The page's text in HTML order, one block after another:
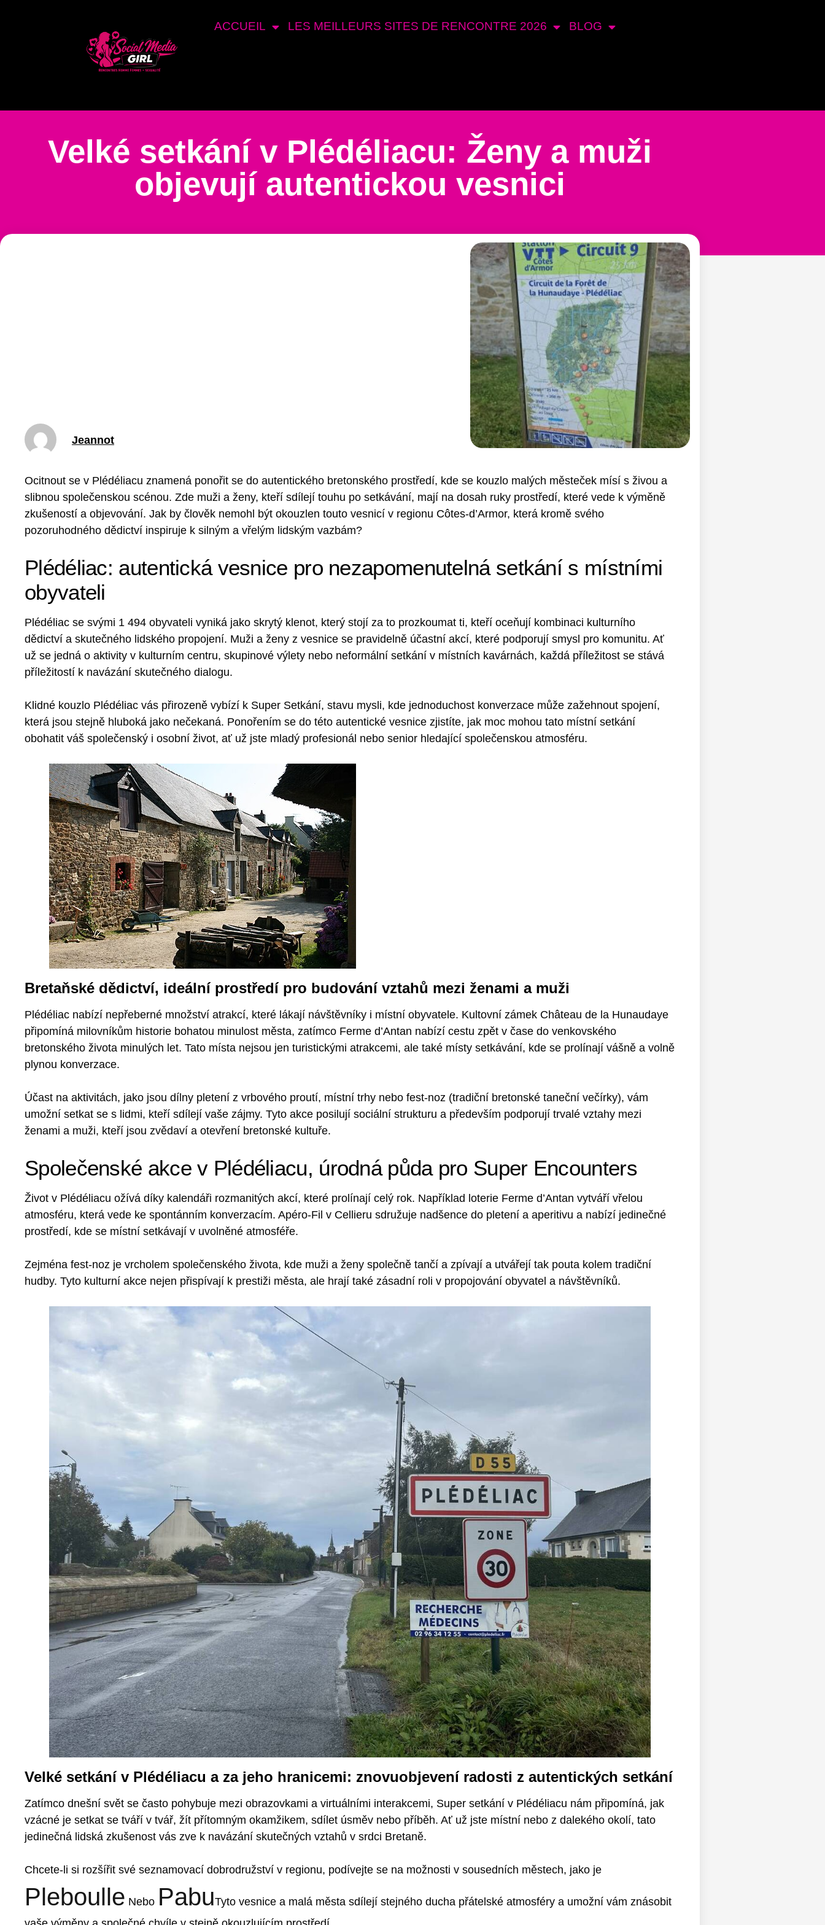
ACCUEIL LES MEILLEURS SITES DE RENCONTRE 2026 BLOG
Velké setkání v Plédéliacu: Ženy a muži
objevují autentickou vesnici
Jeannot
Ocitnout se v Plédéliacu znamená ponořit se do autentického bretonského prostředí, kde se kouzlo malých městeček mísí s živou a
slibnou společenskou scénou. Zde muži a ženy, kteří sdílejí touhu po setkávání, mají na dosah ruky prostředí, které vede k výměně
zkušeností a objevování. Jak by člověk nemohl být okouzlen touto vesnicí v regionu Côtes-d’Armor, která kromě svého
pozoruhodného dědictví inspiruje k silným a vřelým lidským vazbám?
Plédéliac: autentická vesnice pro nezapomenutelná setkání s místními
obyvateli
Plédéliac se svými 1 494 obyvateli vyniká jako skrytý klenot, který stojí za to prozkoumat ti, kteří oceňují kombinaci kulturního
dědictví a skutečného lidského propojení. Muži a ženy z vesnice se pravidelně účastní akcí, které podporují smysl pro komunitu. Ať
už se jedná o aktivity v kulturním centru, skupinové výlety nebo neformální setkání v místních kavárnách, každá příležitost se stává
příležitostí k navázání skutečného dialogu.
Klidné kouzlo Plédéliac vás přirozeně vybízí k Super Setkání, stavu mysli, kde jednoduchost konverzace může zažehnout spojení,
která jsou stejně hluboká jako nečekaná. Ponořením se do této autentické vesnice zjistíte, jak moc mohou tato místní setkání
obohatit váš společenský i osobní život, ať už jste mladý profesionál nebo senior hledající společenskou atmosféru.
Bretaňské dědictví, ideální prostředí pro budování vztahů mezi ženami a muži
Plédéliac nabízí nepřeberné množství atrakcí, které lákají návštěvníky i místní obyvatele. Kultovní zámek Château de la Hunaudaye
připomíná milovníkům historie bohatou minulost města, zatímco Ferme d’Antan nabízí cestu zpět v čase do venkovského
bretonského života minulých let. Tato místa nejsou jen turistickými atrakcemi, ale také místy setkávání, kde se prolínají vášně a volně
plynou konverzace.
Účast na aktivitách, jako jsou dílny pletení z vrbového proutí, místní trhy nebo fest-noz (tradiční bretonské taneční večírky), vám
umožní setkat se s lidmi, kteří sdílejí vaše zájmy. Tyto akce posilují sociální strukturu a především podporují trvalé vztahy mezi
ženami a muži, kteří jsou zvědaví a otevření bretonské kultuře.
Společenské akce v Plédéliacu, úrodná půda pro Super Encounters
Život v Plédéliacu ožívá díky kalendáři rozmanitých akcí, které prolínají celý rok. Například loterie Ferme d’Antan vytváří vřelou
atmosféru, která vede ke spontánním konverzacím. Apéro-Fil v Cellieru sdružuje nadšence do pletení a aperitivu a nabízí jedinečné
prostředí, kde se místní setkávají v uvolněné atmosféře.
Zejména fest-noz je vrcholem společenského života, kde muži a ženy společně tančí a zpívají a utvářejí tak pouta kolem tradiční
hudby. Tyto kulturní akce nejen přispívají k prestiži města, ale hrají také zásadní roli v propojování obyvatel a návštěvníků.
Velké setkání v Plédéliacu a za jeho hranicemi: znovuobjevení radosti z autentických setkání
Zatímco dnešní svět se často pohybuje mezi obrazovkami a virtuálními interakcemi, Super setkání v Plédéliacu nám připomíná, jak
vzácné je setkat se tváří v tvář, žít přítomným okamžikem, sdílet úsměv nebo příběh. Ať už jste místní nebo z dalekého okolí, tato
jedinečná lidská zkušenost vás zve k navázání skutečných vztahů v srdci Bretaně.
Chcete-li si rozšířit své seznamovací dobrodružství v regionu, podívejte se na možnosti v sousedních městech, jako je
Pleboulle Nebo PabuTyto vesnice a malá města sdílejí stejného ducha přátelské atmosféry a umožní vám znásobit